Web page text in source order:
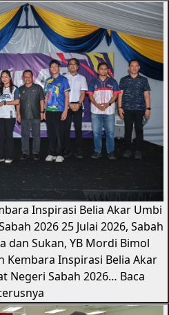
Inspirasi Belia Akar Umbi
2026 25 Julai 2026, Sabah
dan Sukan, YB Mordi Bimol
Inspirasi Belia Akar
Negeri Sabah 2026… Baca